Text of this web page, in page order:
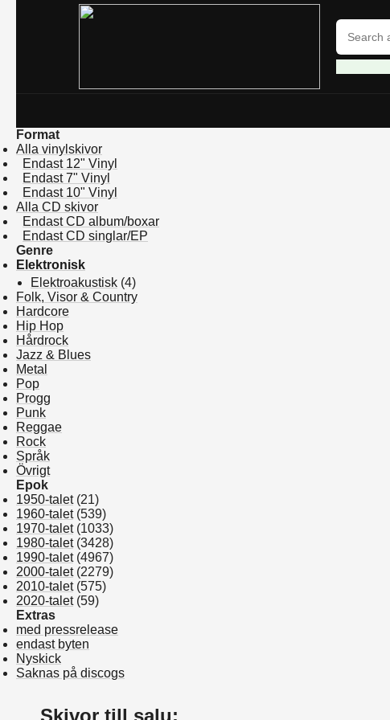
Format
Alla vinylskivor
Endast 12" Vinyl
Endast 7" Vinyl
Endast 10" Vinyl
Alla CD skivor
Endast CD album/boxar
Endast CD singlar/EP
Genre
Elektronisk
Elektroakustisk (4)
Folk, Visor & Country
Hardcore
Hip Hop
Hårdrock
Jazz & Blues
Metal
Pop
Progg
Punk
Reggae
Rock
Språk
Övrigt
Epok
1950-talet(21)
1960-talet(539)
1970-talet(1033)
1980-talet(3428)
1990-talet(4967)
2000-talet(2279)
2010-talet(575)
2020-talet(59)
Extras
med pressrelease
endast byten
Nyskick
Saknas på discogs
Skivor till salu: